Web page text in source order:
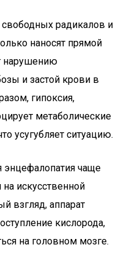
радикалов и
наносят прямой
нарушению
и застой крови в
гипоксия,
метаболические
усугубляет ситуацию.
энцефалопатия чаще
на искусственной
взгляд, аппарат
кислорода,
на головном мозге.